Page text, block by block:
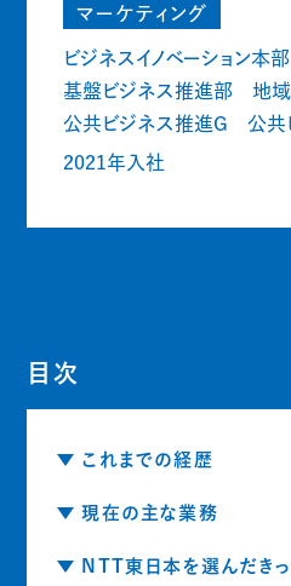
マーケティング
ビジネスイノベーション本部
基盤ビジネス推進部 地
公共ビジネス推進G 公共
2021年入社
目次
これまでの経歴
現在の主な業務
NTT東日本を選んだき